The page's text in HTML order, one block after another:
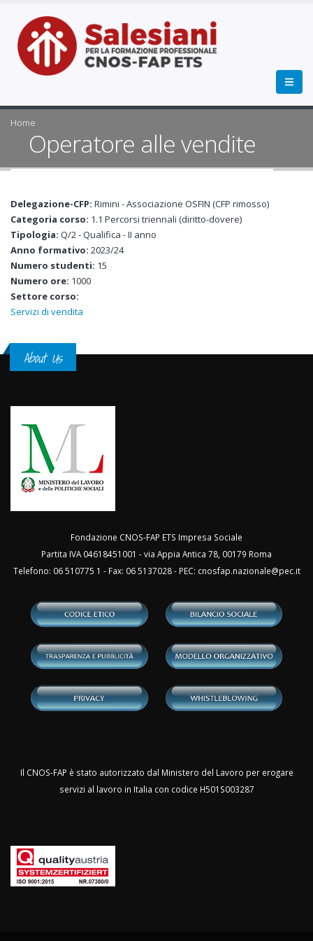
Home
Operatore alle vendite
Delegazione-CFP: Rimini - Associazione OSFIN (CFP rimosso)
Categoria corso: 1.1 Percorsi triennali (diritto-dovere)
Tipologia: Q/2 - Qualifica - II anno
Anno formativo: 2023/24
Numero studenti: 15
Numero ore: 1000
Settore corso:
Servizi di vendita
About Us
Fondazione CNOS-FAP ETS Impresa Sociale
Partita IVA 04618451001 - via Appia Antica 78, 00179 Roma
Telefono: 06 510775 1 - Fax: 06 5137028 - PEC: cnosfap.nazionale@pec.it
Il CNOS-FAP è stato autorizzato dal Ministero del Lavoro per erogare
servizi al lavoro in Italia con codice H501S003287